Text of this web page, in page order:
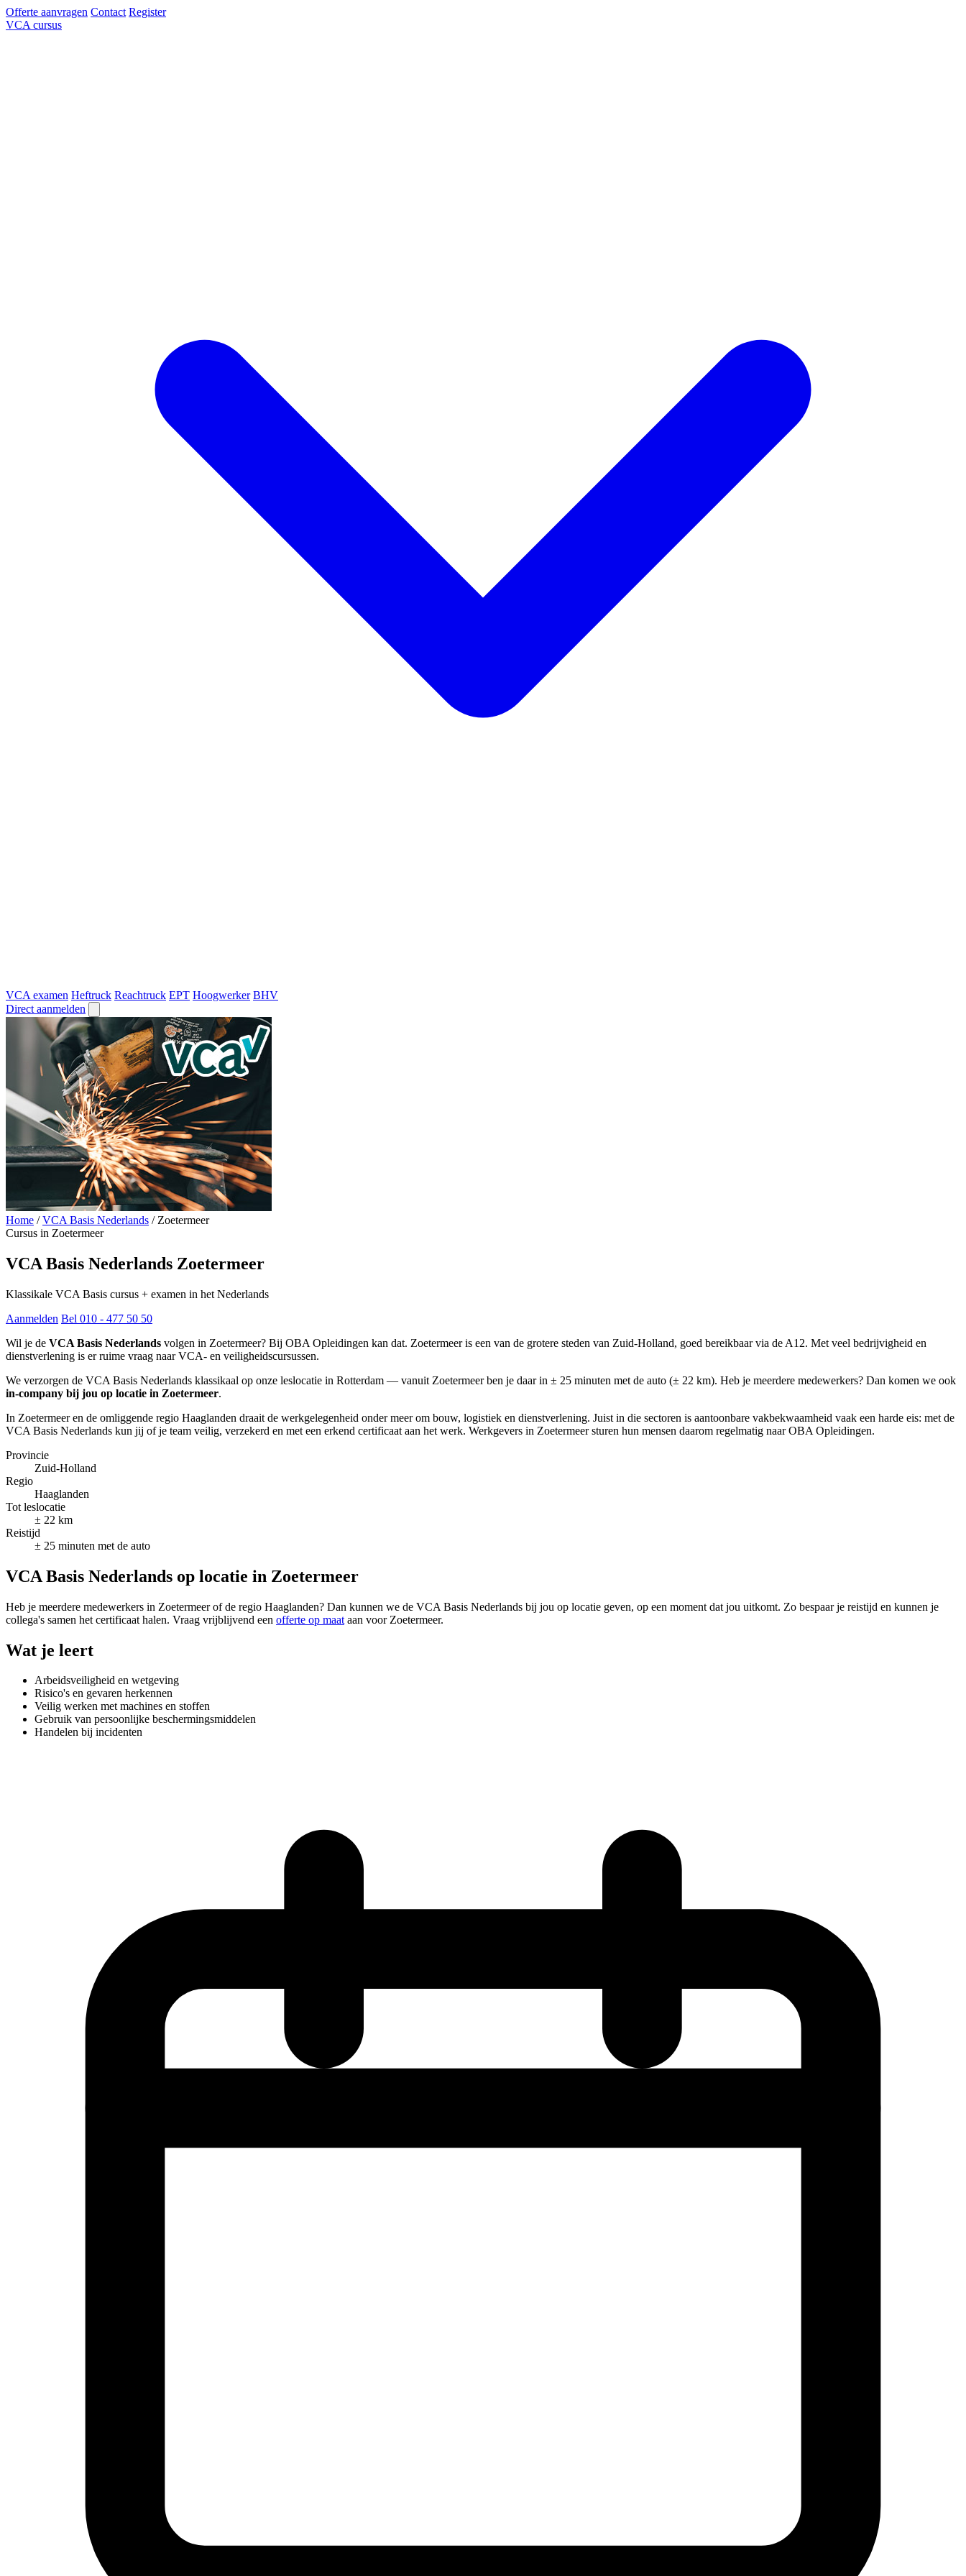
Offerte aanvragen Contact Register
VCA cursus
VCA examen Heftruck Reachtruck EPT Hoogwerker BHV
Direct aanmelden
Home / VCA Basis Nederlands / Zoetermeer
Cursus in Zoetermeer
VCA Basis Nederlands Zoetermeer
Klassikale VCA Basis cursus + examen in het Nederlands
Aanmelden Bel 010 - 477 50 50
Wil je de VCA Basis Nederlands volgen in Zoetermeer? Bij OBA Opleidingen kan dat. Zoetermeer is een van de grotere steden van Zuid-Holland, goed bereikbaar via de A12. Met veel bedrijvigheid en
dienstverlening is er ruime vraag naar VCA- en veiligheidscursussen.
We verzorgen de VCA Basis Nederlands klassikaal op onze leslocatie in Rotterdam — vanuit Zoetermeer ben je daar in ± 25 minuten met de auto (± 22 km). Heb je meerdere medewerkers? Dan komen we ook
in-company bij jou op locatie in Zoetermeer.
In Zoetermeer en de omliggende regio Haaglanden draait de werkgelegenheid onder meer om bouw, logistiek en dienstverlening. Juist in die sectoren is aantoonbare vakbekwaamheid vaak een harde eis: met de
VCA Basis Nederlands kun jij of je team veilig, verzekerd en met een erkend certificaat aan het werk. Werkgevers in Zoetermeer sturen hun mensen daarom regelmatig naar OBA Opleidingen.
Provincie
Zuid-Holland
Regio
Haaglanden
Tot leslocatie
± 22 km
Reistijd
± 25 minuten met de auto
VCA Basis Nederlands op locatie in Zoetermeer
Heb je meerdere medewerkers in Zoetermeer of de regio Haaglanden? Dan kunnen we de VCA Basis Nederlands bij jou op locatie geven, op een moment dat jou uitkomt. Zo bespaar je reistijd en kunnen je
collega's samen het certificaat halen. Vraag vrijblijvend een offerte op maat aan voor Zoetermeer.
Wat je leert
Arbeidsveiligheid en wetgeving
Risico's en gevaren herkennen
Veilig werken met machines en stoffen
Gebruik van persoonlijke beschermingsmiddelen
Handelen bij incidenten